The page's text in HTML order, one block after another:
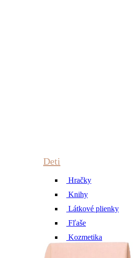
Deti
Hračky
Knihy
Látkové plienky
Fľaše
Kozmetika